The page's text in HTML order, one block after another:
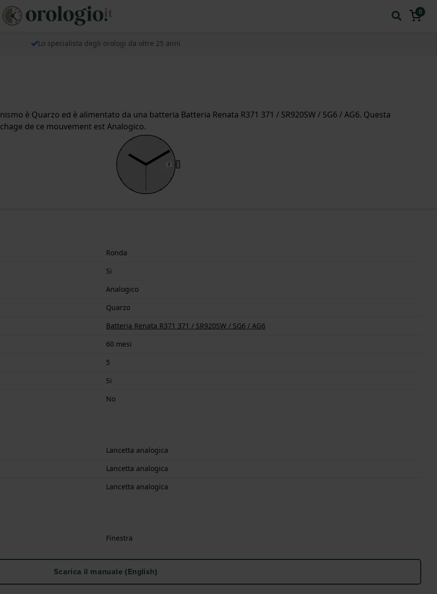
0
Lo specialista degli orologi da oltre 25 anni
è Quarzo ed è alimentato da una batteria Batteria Renata R371 371 / SR920SW / SG6 / AG6. Questa
de ce mouvement est Analogico.
Ronda
Si
Analogico
Quarzo
Batteria Renata R371 371 / SR920SW / SG6 / AG6
60 mesi
5
Si
No
Lancetta analogica
Lancetta analogica
Lancetta analogica
Finestra
Scarica il manuale (English)